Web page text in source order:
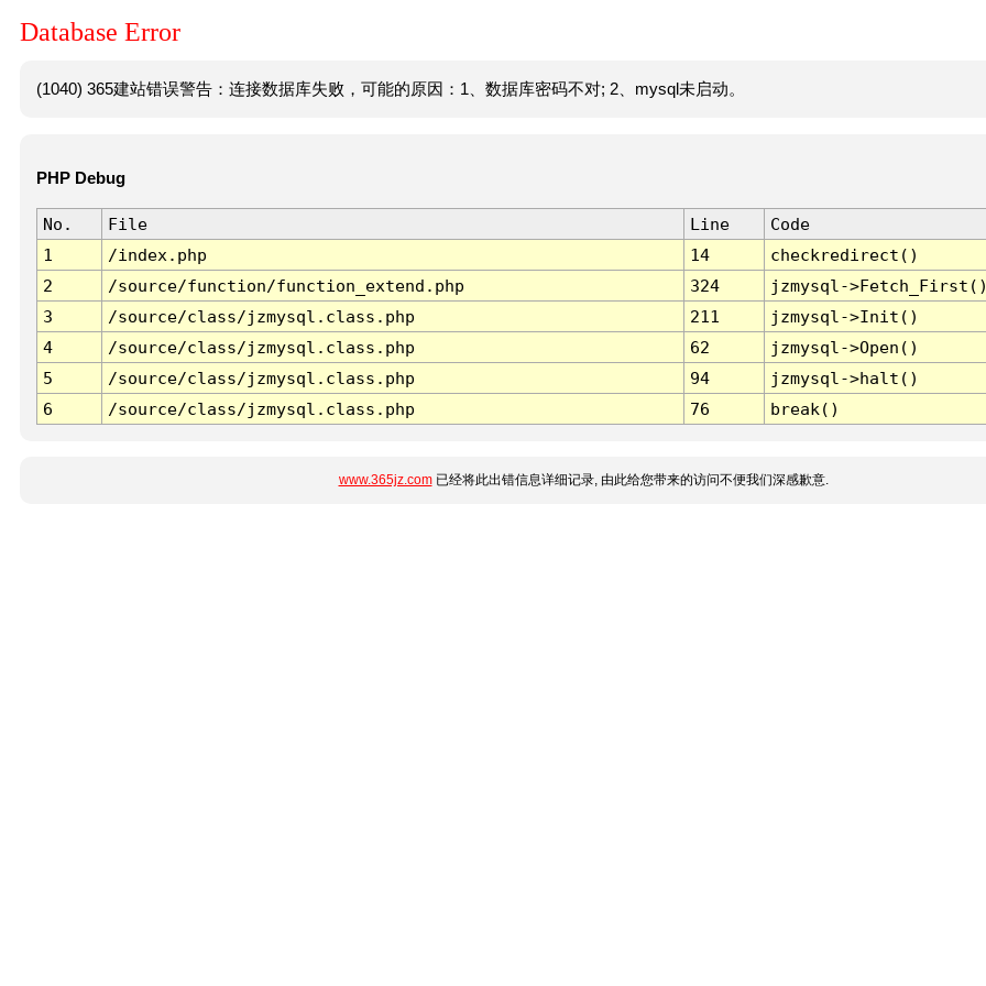
Database Error
(1040) 365建站错误警告：连接数据库失败，可能的原因：1、数据库密码不对; 2、mysql未启动。
PHP Debug
No. File Line
Code
1
/index.php 14
checkredirect()
2
/source/function/function_extend.php 324
jzmysql-
3
/source/class/jzmysql.class.php 211
jzmysql->Init()
4
/source/class/jzmysql.class.php 62
jzmysql->Open()
5
/source/class/jzmysql.class.php 94
jzmysql->halt()
6
/source/class/jzmysql.class.php 76 break()
www.365jz.com已经将此出错信息详细记录, 由此给您带来的访问不便我们深感歉意.